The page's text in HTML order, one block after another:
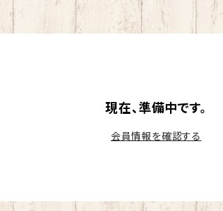
現在、準備中です。
会員情報を確認する